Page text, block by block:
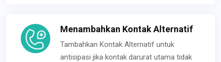
Menambahkan Kontak Alternatif
Tambahkan Kontak Alternatif untuk
antisipasi jika kontak darurat utama tidak